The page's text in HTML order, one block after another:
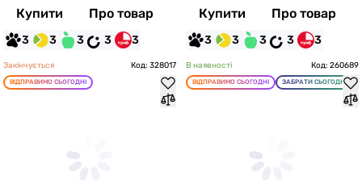
Купити Про товар
3 3 3 3 3
Купити Про товар
3 3 3 3 3
Закінчується Код: 328017
ВІДПРАВИМО СЬОГОДНІ
В наявності Код: 260689
ВІДПРАВИМО СЬОГОДНІ ЗАБРАТИ СЬОГОДНІ